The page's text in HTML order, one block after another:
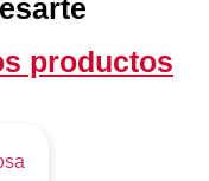
productos